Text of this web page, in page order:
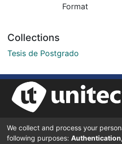
Format
Collections
Tesis de Postgrado
UNIVERSIDAD TECNOLÓGICA
BOULEVARD KENNEDY, V-782, FRENTE A
We collect and process your
following purposes: